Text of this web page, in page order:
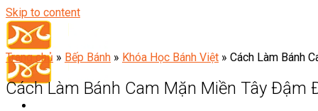
Skip to content
Trang chủ » Bếp Bánh » Khóa Học Bánh Việt » Cách Làm Bánh
Cách Làm Bánh Cam Mặn Miền Tây Đậm